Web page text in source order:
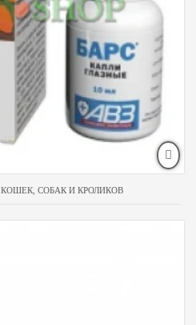
СОБАК И КРОЛИКОВ